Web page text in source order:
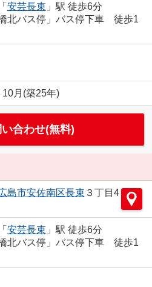
「 安芸長束 」駅 徒歩6分
橋北バス停」バス停下車 徒歩1
10月(築25年)
合わせ(無料)
島市安佐南区長束 ３丁目4
「 安芸長束 」駅 徒歩6分
橋北バス停」バス停下車 徒歩1